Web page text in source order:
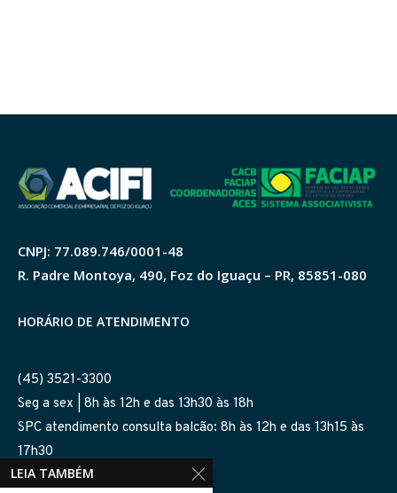
CNPJ: 77.089.746/0001-48
R. Padre Montoya, 490, Foz do Iguaçu – PR, 85851-080
HORÁRIO DE ATENDIMENTO
(45) 3521-3300
Seg a sex | 8h às 12h e das 13h30 às 18h
SPC atendimento consulta balcão: 8h às 12h e das 13h15 às
17h30
LEIA TAMBÉM